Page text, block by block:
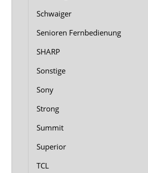
Schwaiger
Senioren Fernbedienung
SHARP
Sonstige
Sony
Strong
Summit
Superior
TCL